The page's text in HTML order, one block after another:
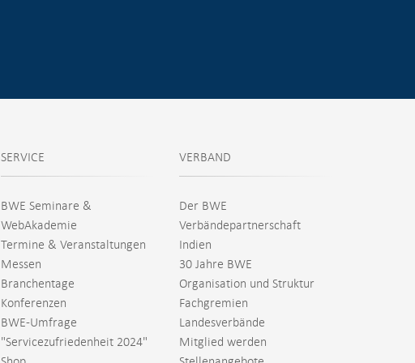
SERVICE
BWE Seminare &
WebAkademie
Termine & Veranstaltungen
Messen
Branchentage
Konferenzen
BWE-Umfrage
"Servicezufriedenheit 2024"
VERBAND
Der BWE
Verbändepartnerschaft
Indien
30 Jahre BWE
Organisation und Struktur
Fachgremien
Landesverbände
Mitglied werden